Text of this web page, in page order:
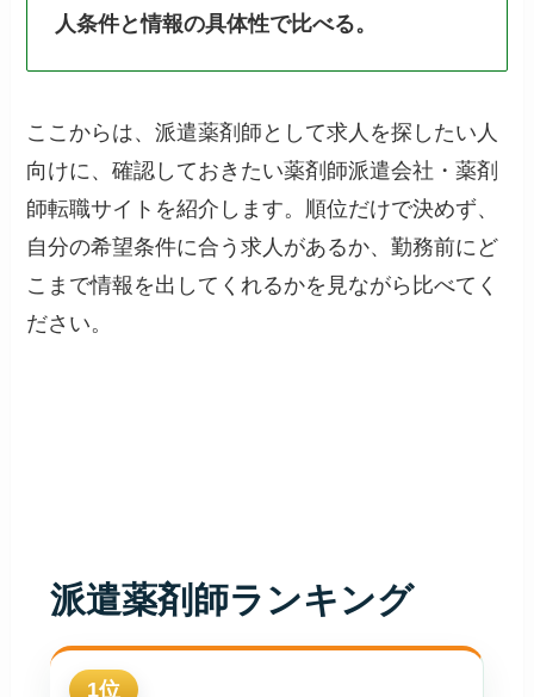
人条件と情報の具体性で比べる。
ここからは、派遣薬剤師として求人を探したい人
向けに、確認しておきたい薬剤師派遣会社・薬剤
師転職サイトを紹介します。順位だけで決めず、
自分の希望条件に合う求人があるか、勤務前にど
こまで情報を出してくれるかを見ながら比べてく
ださい。
派遣薬剤師ランキング
1位